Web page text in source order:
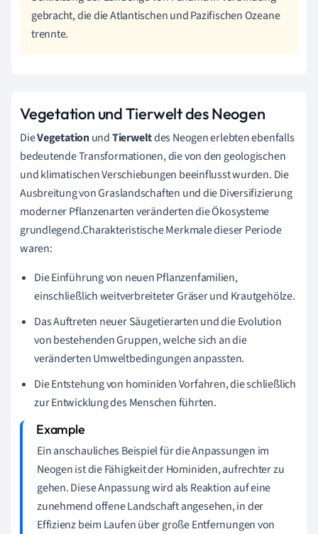
gebracht, die die Atlantischen und Pazifischen Ozeane
trennte.
Vegetation und Tierwelt des Neogen
DieVegetationundTierweltdes Neogen erlebten ebenfalls
bedeutende Transformationen, die von den geologischen
und klimatischen Verschiebungen beeinflusst wurden. Die
Ausbreitung von Graslandschaften und die Diversifizierung
moderner Pflanzenarten veränderten die Ökosysteme
grundlegend.Charakteristische Merkmale dieser Periode
waren:
Die Einführung von neuen Pflanzenfamilien,
einschließlich weitverbreiteter Gräser und Krautgehölze.
Das Auftreten neuer Säugetierarten und die Evolution
von bestehenden Gruppen, welche sich an die
veränderten Umweltbedingungen anpassten.
Die Entstehung von hominiden Vorfahren, die schließlich
zur Entwicklung des Menschen führten.
Ein anschauliches Beispiel für die Anpassungen im
Neogen ist die Fähigkeit der Hominiden, aufrechter zu
gehen. Diese Anpassung wird als Reaktion auf eine
zunehmend offene Landschaft angesehen, in der
Effizienz beim Laufen über große Entfernungen von